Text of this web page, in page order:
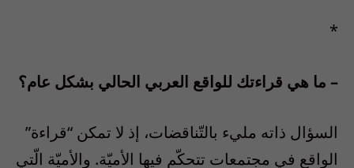
*
– ما هي قراءتك للواقع العربي الحالي بشكل عام؟
السؤال ذاته مليء بالتّناقضات، إذ لا تمكن “قراءة”
الواقع في مجتمعات تتحكّم فيها الأميّة. والأميّة الّتي